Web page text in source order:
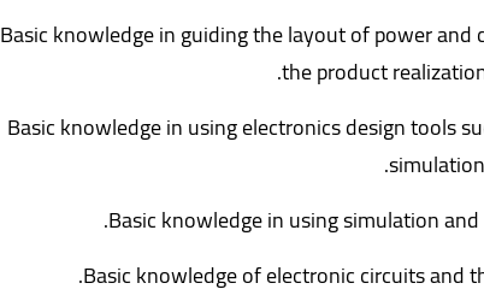
Basic knowledge in guiding the layout of power
the product
Basic knowledge in using electronics design tools
Basic knowledge in using simulation
Basic knowledge of electronic circuits and